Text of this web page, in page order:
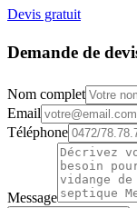
Devis gratuit
Demande de
Nom complet
Email
Téléphone
Message